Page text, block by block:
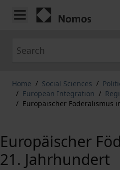
Skip to Content
Home / Social Sciences /
/ European Integration /
/ Europäischer Föderalismus
Europäischer
21. Jahrhundert